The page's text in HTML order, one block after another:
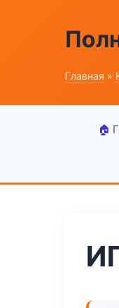
Главная »
🏠